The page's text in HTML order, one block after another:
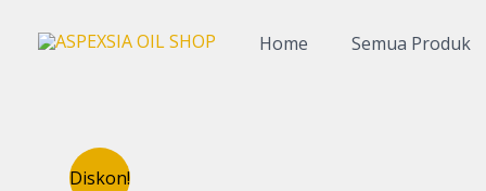
Home Semua Produk
Diskon!